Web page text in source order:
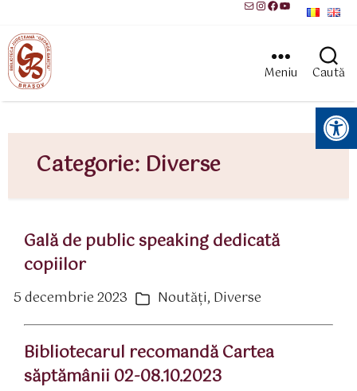
MailInstagram
Facebook
YouTube
Meniu Caută
Instrumente pentru accesibilitate
Categorie: Diverse
Gală de public speaking dedicată
copiilor
5 decembrie 2023 Categorii
Noutăți, Diverse
Bibliotecarul recomandă Cartea
săptămânii 02-08.10.2023